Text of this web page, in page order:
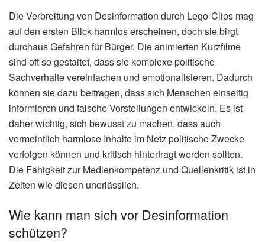
In- und Ausland zu beeinflussen.
Experten sehen darin eine Form der psychologischen
Kriegsführung im digitalen Raum.
Die Methode ist kostengünstig und erreicht ein breites
Publikum, insbesondere junge Menschen.
Desinformation im Iran: Lego-
Clips als Propagandawerkzeug
Moderne Konflikte werden längst nicht mehr nur auf
traditionellen Schlachtfeldern ausgetragen. Das Internet ist
Deutungshoheit gerungen wird. Ein besonders kreatives
Beispiel hierfür sind animierte Lego-Clips, die von einem